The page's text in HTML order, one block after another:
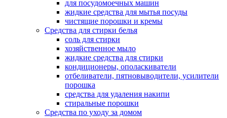
для посудомоечных машин
жидкие средства для мытья посуды
чистящие порошки и кремы
Средства для стирки белья
соль для стирки
хозяйственное мыло
жидкие средства для стирки
кондиционеры, ополаскиватели
отбеливатели, пятновыводители, усилители
порошка
средства для удаления накипи
стиральные порошки
Средства по уходу за домом